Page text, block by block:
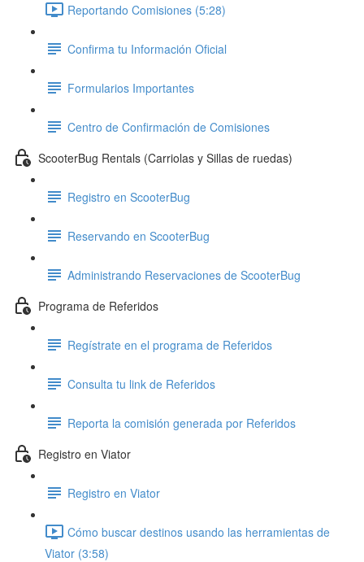
Reportando Comisiones (5:28)
Confirma tu Información Oficial
Formularios Importantes
Centro de Confirmación de Comisiones
ScooterBug Rentals (Carriolas y Sillas de ruedas)
Registro en ScooterBug
Reservando en ScooterBug
Administrando Reservaciones de ScooterBug
Programa de Referidos
Regístrate en el programa de Referidos
Consulta tu link de Referidos
Reporta la comisión generada por Referidos
Registro en Viator
Registro en Viator
Cómo buscar destinos usando las herramientas de
Viator (3:58)